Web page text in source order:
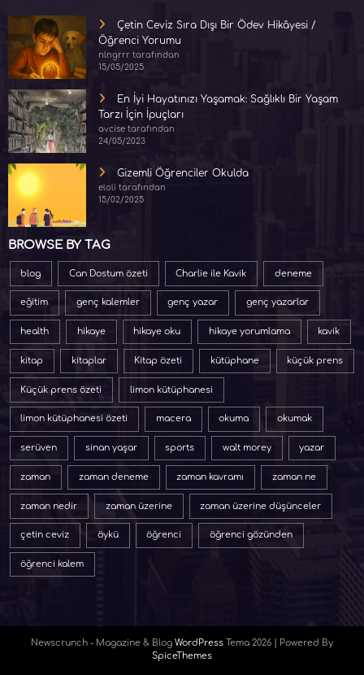
Çetin Ceviz Sıra Dışı Bir Ödev Hikâyesi /
Öğrenci Yorumu
nlngrrr tarafından
15/05/2025
En İyi Hayatınızı Yaşamak: Sağlıklı Bir Yaşam
Tarzı İçin İpuçları
avcise tarafından
24/05/2023
Gizemli Öğrenciler Okulda
eloli tarafından
15/02/2025
BROWSE BY TAG
blog Can Dostum özeti Charlie ile Kavik deneme
eğitim genç kalemler genç yazar genç yazarlar
health hikaye hikaye oku hikaye yorumlama kavik
kitap kitaplar Kitap özeti kütüphane küçük prens
Küçük prens özeti limon kütüphanesi
limon kütüphanesi özeti macera okuma okumak
serüven sinan yaşar sports walt morey yazar
zaman zaman deneme zaman kavramı zaman ne
zaman nedir zaman üzerine zaman üzerine düşünceler
çetin ceviz öykü öğrenci öğrenci gözünden
öğrenci kalem
Newscrunch - Magazine & Blog WordPress Tema 2026 | Powered By
SpiceThemes